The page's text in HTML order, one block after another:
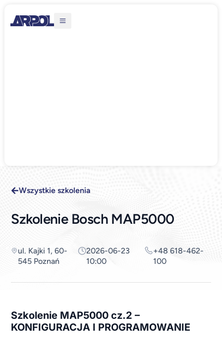
Wszystkie szkolenia
Szkolenie Bosch MAP5000
ul. Kajki 1, 60-
545 Poznań
2026-06-23
10:00
+48 618-462-
100
Szkolenie MAP5000cz.2 –
KONFIGURACJA I PROGRAMOWANIE